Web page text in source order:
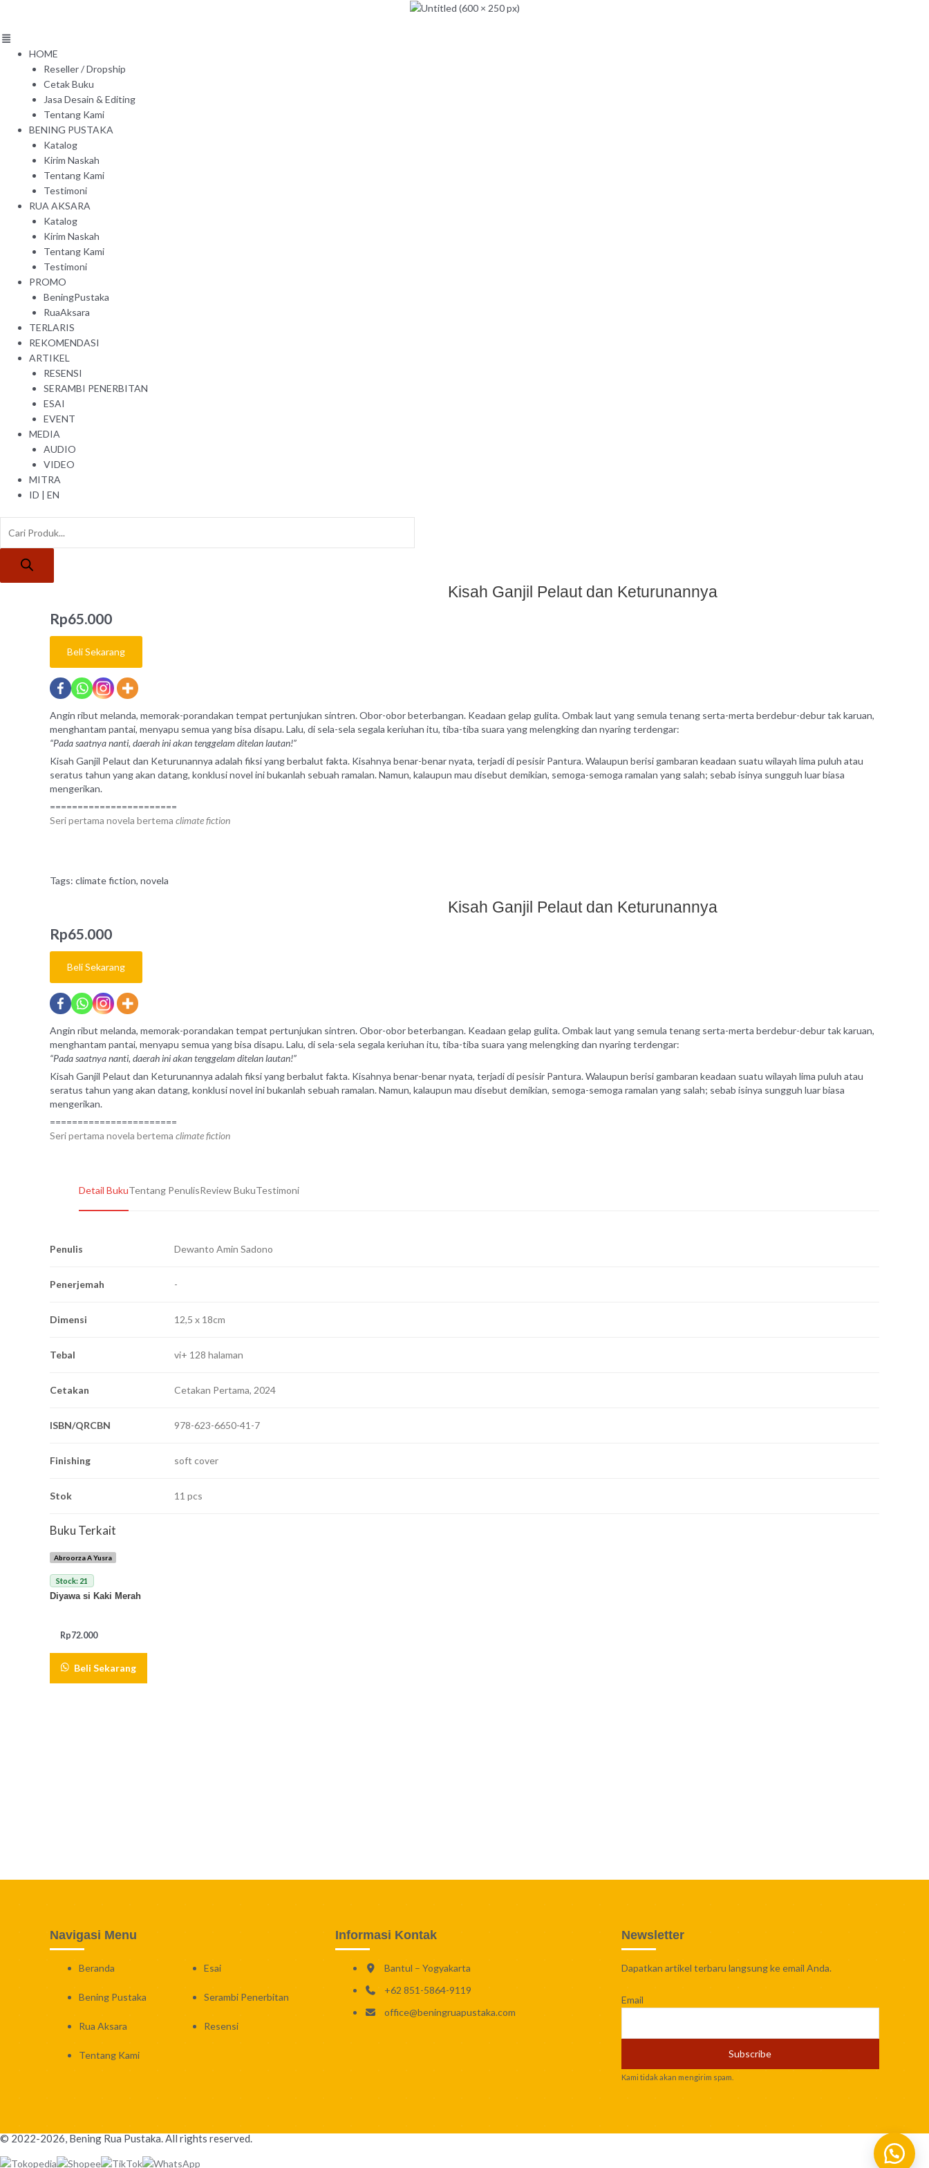
content
HOME
Reseller / Dropship
Cetak Buku
Jasa Desain & Editing
Tentang Kami
BENING PUSTAKA
Katalog
Kirim Naskah
Tentang Kami
Testimoni
RUA AKSARA
Katalog
Kirim Naskah
Tentang Kami
Testimoni
PROMO
BeningPustaka
RuaAksara
TERLARIS
REKOMENDASI
ARTIKEL
RESENSI
SERAMBI PENERBITAN
ESAI
EVENT
MEDIA
AUDIO
VIDEO
MITRA
ID
EN
Kisah Ganjil Pelaut dan Keturunannya
Rp65.000
Beli Sekarang
Angin ribut melanda, memorak-porandakan tempat pertunjukan sintren. Obor-obor beterbangan. Keadaan gelap gulita. Ombak laut yang semula tenang serta-merta berdebur-debur tak karuan,
menghantam pantai, menyapu semua yang bisa disapu. Lalu, di sela-sela segala keriuhan itu, tiba-tiba suara yang melengking dan nyaring terdengar:
“Pada saatnya nanti, daerah ini akan tenggelam ditelan lautan!”
Kisah Ganjil Pelaut dan Keturunannya adalah fiksi yang berbalut fakta. Kisahnya benar-benar nyata, terjadi di pesisir Pantura. Walaupun berisi gambaran keadaan suatu wilayah lima puluh atau
seratus tahun yang akan datang, konklusi novel ini bukanlah sebuah ramalan. Namun, kalaupun mau disebut demikian, semoga-semoga ramalan yang salah; sebab isinya sungguh luar biasa
mengerikan.
=======================
Seri pertama novela bertema climate fiction
Tags: climate fiction, novela
Kisah Ganjil Pelaut dan Keturunannya
Rp65.000
Beli Sekarang
Angin ribut melanda, memorak-porandakan tempat pertunjukan sintren. Obor-obor beterbangan. Keadaan gelap gulita. Ombak laut yang semula tenang serta-merta berdebur-debur tak karuan,
menghantam pantai, menyapu semua yang bisa disapu. Lalu, di sela-sela segala keriuhan itu, tiba-tiba suara yang melengking dan nyaring terdengar:
“Pada saatnya nanti, daerah ini akan tenggelam ditelan lautan!”
Kisah Ganjil Pelaut dan Keturunannya adalah fiksi yang berbalut fakta. Kisahnya benar-benar nyata, terjadi di pesisir Pantura. Walaupun berisi gambaran keadaan suatu wilayah lima puluh atau
seratus tahun yang akan datang, konklusi novel ini bukanlah sebuah ramalan. Namun, kalaupun mau disebut demikian, semoga-semoga ramalan yang salah; sebab isinya sungguh luar biasa
mengerikan.
=======================
Seri pertama novela bertema climate fiction
Detail BukuTentang PenulisReview BukuTestimoni
Penulis Dewanto Amin Sadono
Penerjemah -
Dimensi 12,5 x 18cm
Tebal vi+ 128 halaman
Cetakan Cetakan Pertama, 2024
ISBN/QRCBN 978-623-6650-41-7
Finishing soft cover
Stok 11 pcs
Buku Terkait
Abroorza A Yusra
Stock: 21
Diyawa si Kaki Merah
Rp72.000
Beli Sekarang
Navigasi Menu
Beranda Esai
Bening Pustaka Serambi Penerbitan
Rua Aksara Resensi
Tentang Kami
Informasi Kontak
Bantul – Yogyakarta
+62 851-5864-9119
office@beningruapustaka.com
Newsletter
Dapatkan artikel terbaru langsung ke email Anda.
Email
Kami tidak akan mengirim spam.
© 2022-2026, Bening Rua Pustaka. All rights reserved.